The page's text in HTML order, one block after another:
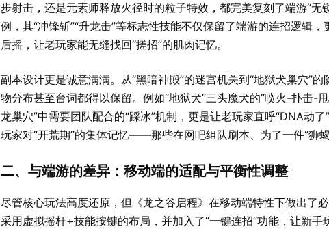
步射击，还是元素师释放火径时的粒子特效，都完美复刻了端游“
例，其“冲锋斩”“升龙击”等标志性技能不仅保留了端游的连招逻辑
后摇，让老玩家能无缝找回“搓招”的肌肉记忆。
副本设计更是诚意满满。从“黑暗神殿”的迷宫机关到“地狱犬巢穴”
物分布甚至台词都得以保留。例如“地狱犬”三头魔犬的“喷火-扑击-
龙巢穴”中需要团队配合的“踩冰”机制，更是让老玩家直呼“DNA动
玩家对“开荒期”的集体记忆——那些在网吧组队刷本、为了一件“狮蝎
二、与端游的差异：移动端的适配与平衡性调整
尽管核心玩法高度还原，但《龙之谷启程》在移动端特性下做出了
采用虚拟摇杆+技能按键的布局，并加入了“一键连招”功能，让新